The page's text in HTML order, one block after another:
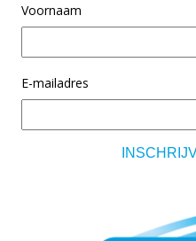
Voornaam
E-mailadres